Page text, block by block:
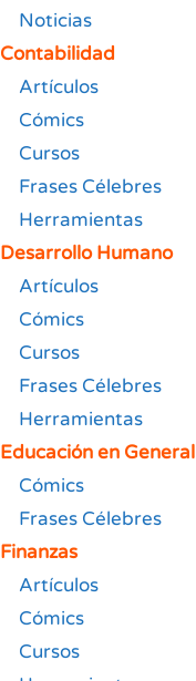
Noticias
Contabilidad
Artículos
Cómics
Cursos
Frases Célebres
Herramientas
Desarrollo Humano
Artículos
Cómics
Cursos
Frases Célebres
Herramientas
Educación en General
Cómics
Frases Célebres
Finanzas
Artículos
Cómics
Cursos